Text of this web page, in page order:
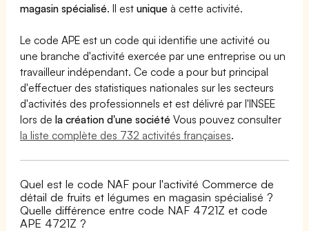
magasin spécialisé. Il estunique à cette activité.
Le code APE est un code qui identifie une activité ou
une branche d'activité exercée par une entreprise ou un
travailleur indépendant. Ce code a pour but principal
d'effectuer des statistiques nationales sur les secteurs
d'activités des professionnels et est délivré par l'INSEE
lors dela création d'une société Vous pouvez consulter
la liste complète des 732 activités françaises.
Quel est le code NAF pour l'activité Commerce de
détail de fruits et légumes en magasin spécialisé ?
Quelle différence entre code NAF 4721Z et code
APE 4721Z ?